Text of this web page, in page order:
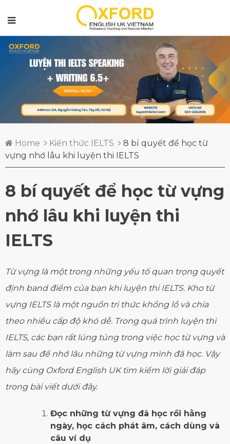
Home Kiến thức IELTS
8 bí quyết để học từ
vựng nhớ lâu khi luyện thi IELTS
8 bí quyết để học từ vựng
nhớ lâu khi luyện thi
IELTS
Từ vựng là một trong những yếu tố quan trọng quyết
định band điểm của bạn khi luyện thi IELTS. Kho từ
vựng IELTS là một nguồn tri thức khổng lồ và chia
theo nhiều cấp độ khó dễ. Trong quá trình luyện thi
IELTS, các bạn rất lúng túng trong việc học từ vựng và
làm sau để nhớ lâu những từ vựng mình đã học. Vậy
hãy cùng Oxford English UK tìm kiếm lời giải đáp
trong bài viết dưới đây.
Đọc những từ vựng đã học rồi hằng
ngày, học cách phát âm, cách dùng và
câu ví dụ